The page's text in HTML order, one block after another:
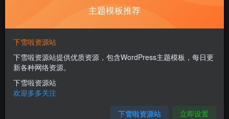
OneDown一款面向个人站长的
资源下载、技术教程、内容资
讯类站点的 WordPress 主题
付费资源 ￥0.01
7月4日 16:59
子比WordPress网盘链接失效
主题模板推荐
下雪啦资源站
下雪啦资源站提供优质资源，包含WordPress主题模板，每日更
新各种网络资源。
下雪啦资源站
欢迎多多关注
下雪啦资源站 立即设置